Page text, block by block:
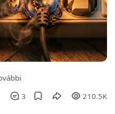
3 210.5K